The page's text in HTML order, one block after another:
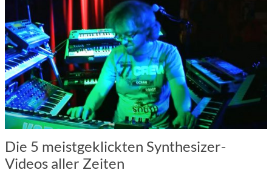
Die 5 meistgeklickten Synthesizer-
Videos aller Zeiten